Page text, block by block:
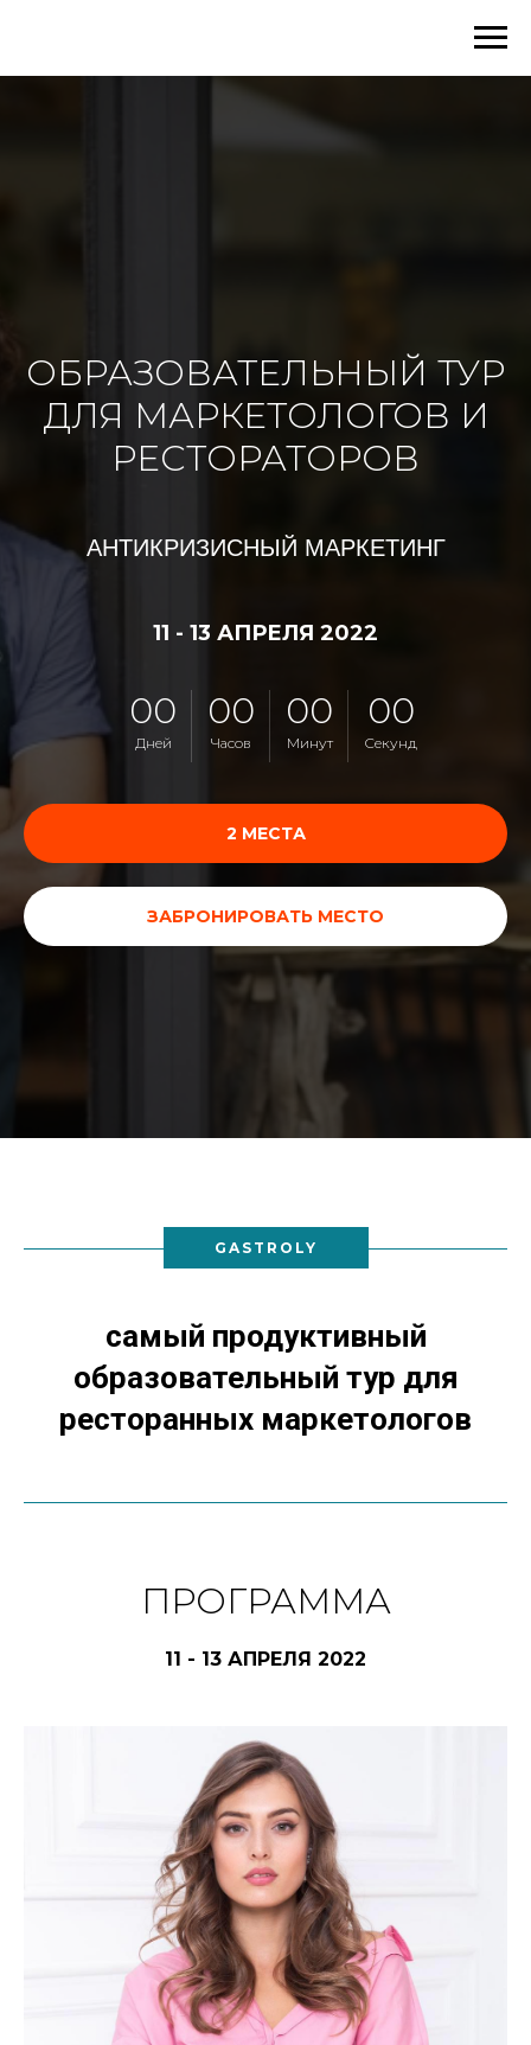
ОБРАЗОВАТЕЛЬНЫЙ ТУР
ДЛЯ МАРКЕТОЛОГОВ И
РЕСТОРАТОРОВ
АНТИКРИЗИСНЫЙ МАРКЕТИНГ
11 - 13 АПРЕЛЯ 2022
00
Дней
00
Часов
00
Минут
00
Секунд
2 МЕСТА
ЗАБРОНИРОВАТЬ МЕСТО
GASTROLY
самый продуктивный
образовательный тур для
ресторанных маркетологов
ПРОГРАММА
11 - 13 АПРЕЛЯ 2022